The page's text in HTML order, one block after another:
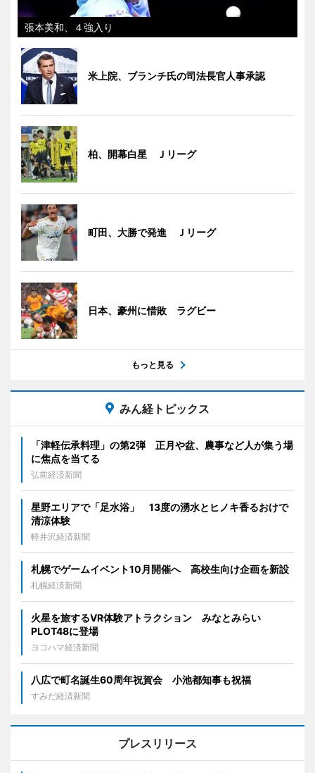
張本美和、４強入り
米上院、ブランチ氏の司法長官人事承認
柏、開幕白星 Ｊリーグ
町田、大勝で発進 Ｊリーグ
日本、豪州に惜敗 ラグビー
もっと見る
みん経トピックス
「津軽伝承料理」の第2弾 正月や盆、農事など人が集う場
に焦点を当てる
弘前経済新聞
星野エリアで「足水浴」 13度の湧水とヒノキ香るおけで
清涼体験
軽井沢経済新聞
札幌でゲームイベント10月開催へ 高校生向け企画を新設
札幌経済新聞
火星を旅するVR体験アトラクション みなとみらい
PLOT48に登場
ヨコハマ経済新聞
八広で町名誕生60周年祝賀会 小池都知事も祝福
すみだ経済新聞
プレスリリース